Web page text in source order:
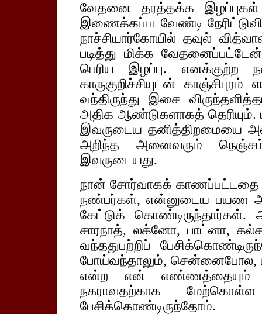
வேதனை தரத்தக்க இழப்புகள்
இணைக்கப்படவேண்டி
நாச்சியார்கோயில் தவுல்
படித்து மிக்க
பெரிய இழப்பு. எனக்குற்ற
காருகுறிச்சியுடன்
வந்திருந்து இசை
அதிக ஆண்டுகளாகத் தெரியும்.
இவருடைய தனித்திறமையை
அறிந்த அனைவரும் நெஞ்சம்
இவருடையது.
நான் சோர்வாகக்
நண்பர்கள், என்னுடைய பயண
கேட்டுக் கொண்டிருந்தார்கள்.
சாரநாத், லக்னோ, பாட்னா,
வந்ததுபற்றிப்
போய்வந்தாலும், சென்னைபோல,
என்ற என் எண்ணத்தையும்
நகராவதற்காக
பேசிக்கொண்டிருந்தோம்.